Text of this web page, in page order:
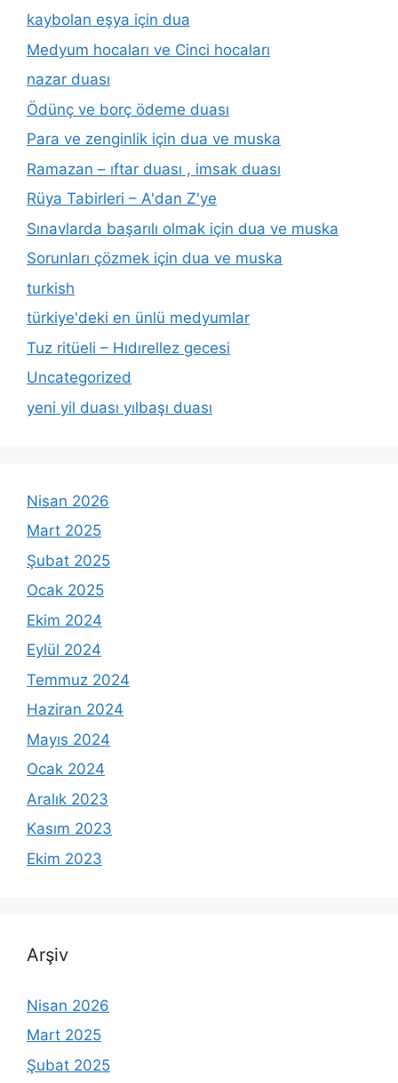
kaybolan eşya için dua
Medyum hocaları ve Cinci hocaları
nazar duası
Ödünç ve borç ödeme duası
Para ve zenginlik için dua ve muska
Ramazan – ıftar duası , imsak duası
Rüya Tabirleri – A'dan Z'ye
Sınavlarda başarılı olmak için dua ve muska
Sorunları çözmek için dua ve muska
turkish
türkiye'deki en ünlü medyumlar
Tuz ritüeli – Hıdırellez gecesi
Uncategorized
yeni yil duası yılbaşı duası
Nisan 2026
Mart 2025
Şubat 2025
Ocak 2025
Ekim 2024
Eylül 2024
Temmuz 2024
Haziran 2024
Mayıs 2024
Ocak 2024
Aralık 2023
Kasım 2023
Ekim 2023
Arşiv
Nisan 2026
Mart 2025
Şubat 2025